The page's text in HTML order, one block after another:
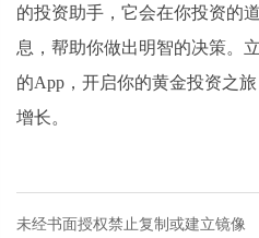
的投资助手，它会在你投资的
息，帮助你做出明智的决策。
的App，开启你的黄金投资之
增长。
未经书面授权禁止复制或建立镜像